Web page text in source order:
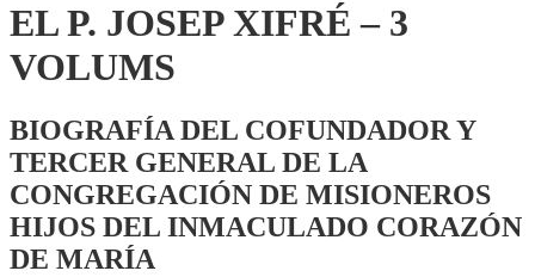
EL P. JOSEP XIFRÉ – 3
VOLUMS
BIOGRAFÍA DEL COFUNDADOR Y
TERCER GENERAL DE LA
CONGREGACIÓN DE MISIONEROS
HIJOS DEL INMACULADO CORAZÓN
DE MARÍA